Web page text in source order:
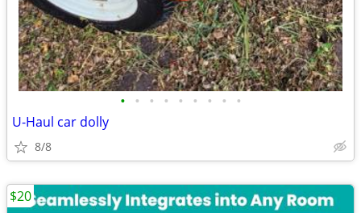
• • • • • • • • •
U-Haul car dolly
8/8
$20